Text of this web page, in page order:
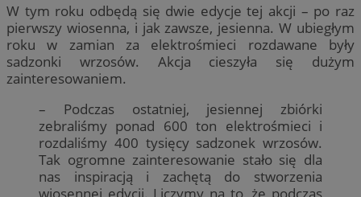
W tym roku odbędą się dwie edycje tej akcji – po raz
pierwszy wiosenna, i jak zawsze, jesienna. W ubiegłym
roku w zamian za elektrośmieci rozdawane były
sadzonki wrzosów. Akcja cieszyła się dużym
zainteresowaniem.
– Podczas ostatniej, jesiennej zbiórki
zebraliśmy ponad 600 ton elektrośmieci i
rozdaliśmy 400 tysięcy sadzonek wrzosów.
Tak ogromne zainteresowanie stało się dla
nas inspiracją i zachętą do stworzenia